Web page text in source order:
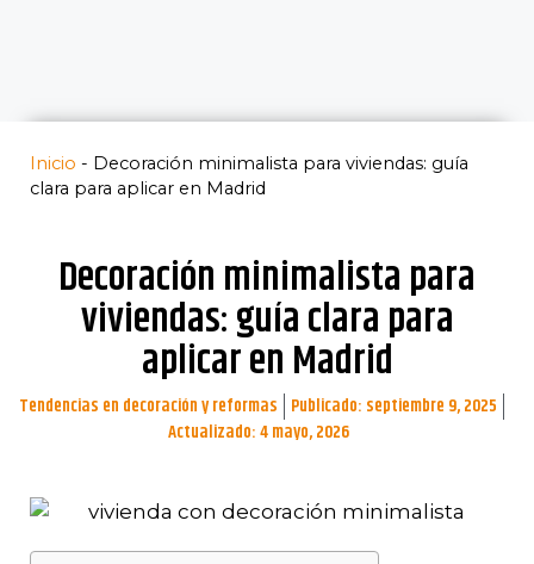
Inicio - Decoración minimalista para viviendas: guía
clara para aplicar en Madrid
Decoración minimalista para
viviendas: guía clara para
aplicar en Madrid
Tendencias en decoración y reformas Publicado: septiembre 9, 2025
Actualizado: 4 mayo, 2026